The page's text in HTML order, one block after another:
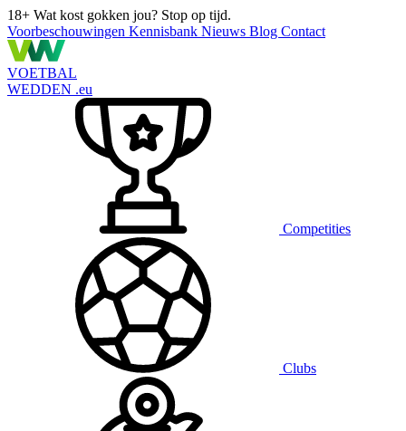
18+ Wat kost gokken jou? Stop op tijd.
Voorbeschouwingen Kennisbank Nieuws Blog Contact
VOETBAL
WEDDEN .eu
Competities
Clubs